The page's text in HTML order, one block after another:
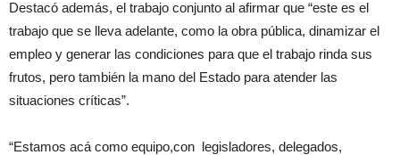
Destacó además, el trabajo conjunto al afirmar que “este es el
trabajo que se lleva adelante, como la obra pública, dinamizar el
empleo y generar las condiciones para que el trabajo rinda sus
frutos, pero también la mano del Estado para atender las
situaciones críticas”.
“Estamos acá como equipo,con legisladores, delegados,